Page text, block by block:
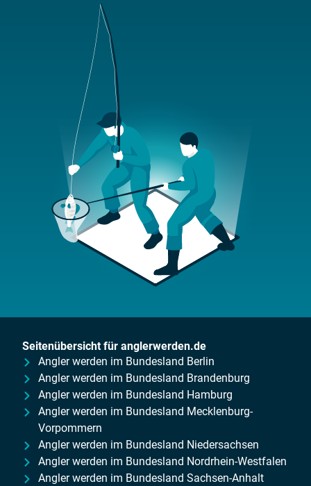
Seitenübersicht für anglerwerden.de
Angler werden im Bundesland Berlin
Angler werden im Bundesland Brandenburg
Angler werden im Bundesland Hamburg
Angler werden im Bundesland Mecklenburg-
Vorpommern
Angler werden im Bundesland Niedersachsen
Angler werden im Bundesland Nordrhein-Westfalen
Angler werden im Bundesland Sachsen-Anhalt